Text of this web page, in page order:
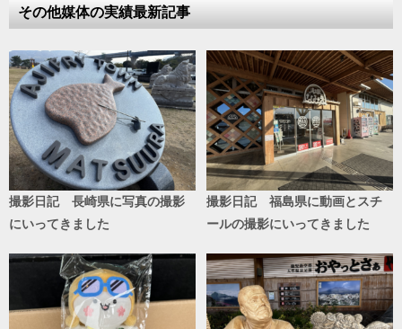
その他媒体の実績最新記事
撮影日記 長崎県に写真の撮影
にいってきました
撮影日記 福島県に動画とスチ
ールの撮影にいってきました